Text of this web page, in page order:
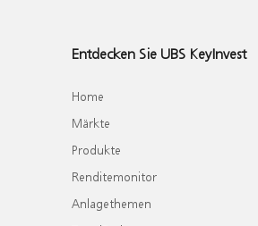
Entdecken Sie UBS KeyInvest
Home
Märkte
Produkte
Renditemonitor
Anlagethemen